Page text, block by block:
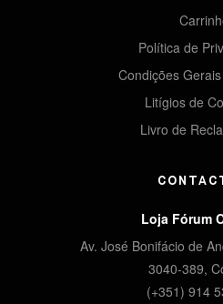
Política de
Condições
Litígios de
Livro de
Loja Fórum
Av. José Bonifácio de
3040-389,
(+351) 914